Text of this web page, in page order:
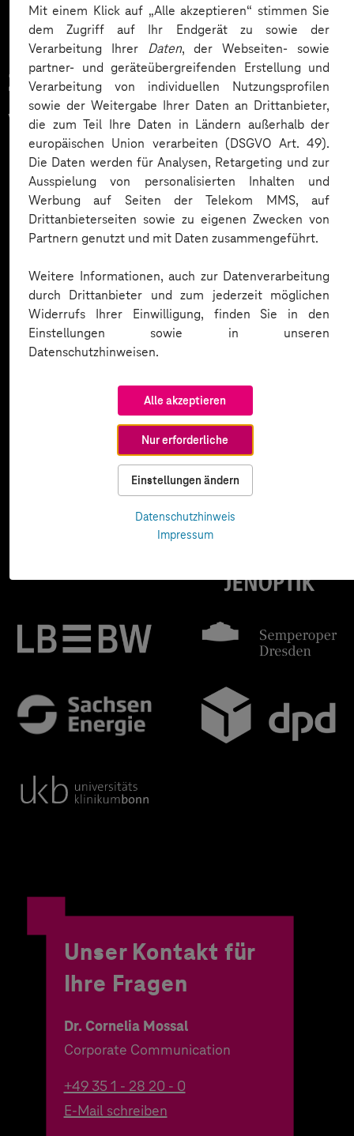
Mit einem Klick auf „Alle akzeptieren“ stimmen Sie
dem Zugriff auf Ihr Endgerät zu sowie der
Verarbeitung Ihrer Daten, der Webseiten- sowie
partner- und geräteübergreifenden Erstellung und
Verarbeitung von individuellen Nutzungsprofilen
sowie der Weitergabe Ihrer Daten an Drittanbieter,
die zum Teil Ihre Daten in Ländern außerhalb der
europäischen Union verarbeiten (DSGVO Art. 49).
Die Daten werden für Analysen, Retargeting und zur
Ausspielung von personalisierten Inhalten und
Werbung auf Seiten der Telekom MMS, auf
Drittanbieterseiten sowie zu eigenen Zwecken von
Partnern genutzt und mit Daten zusammengeführt.
Weitere Informationen, auch zur Datenverarbeitung
durch Drittanbieter und zum jederzeit möglichen
Widerrufs Ihrer Einwilligung, finden Sie in den
Einstellungen sowie in unseren
Datenschutzhinweisen.
Alle akzeptieren
Nur erforderliche
Einstellungen ändern
Datenschutzhinweis
Impressum
Zahlreiche Unternehmen
vertrauen auf unsere
Expertise. Hier eine Auswahl:
Unser Kontakt für
Ihre Fragen
Dr. Cornelia Mossal
Corporate Communication
+49 35 1 - 28 20 - 0
E-Mail schreiben